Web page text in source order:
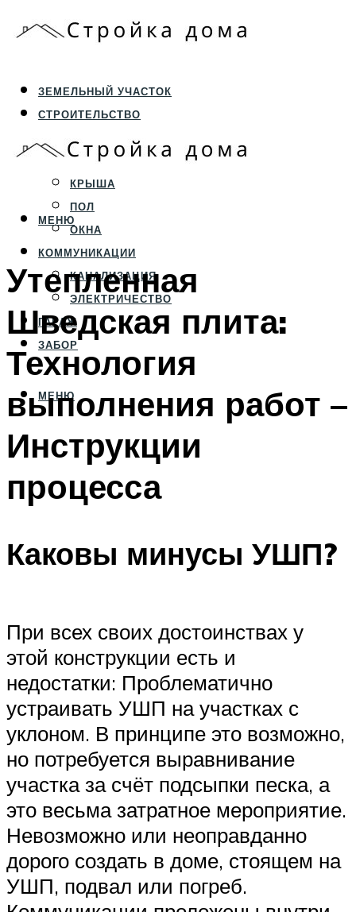
ЗЕМЕЛЬНЫЙ УЧАСТОК
СТРОИТЕЛЬСТВО
ФУНДАМЕНТ И ЦОКОЛЬ
ПЕРЕКРЫТИЯ И СТЕНЫ
КРЫША
ПОЛ
ОКНА
КОММУНИКАЦИИ
КАНАЛИЗАЦИЯ
ЭЛЕКТРИЧЕСТВО
ГАРАЖ
ЗАБОР
МЕНЮ
МЕНЮ
Утепленная
Шведская плита:
Технология
выполнения работ –
Инструкции
процесса
Каковы минусы УШП?
При всех своих достоинствах у
этой конструкции есть и
недостатки: Проблематично
устраивать УШП на участках с
уклоном. В принципе это возможно,
но потребуется выравнивание
участка за счёт подсыпки песка, а
это весьма затратное мероприятие.
Невозможно или неоправданно
дорого создать в доме, стоящем на
УШП, подвал или погреб.